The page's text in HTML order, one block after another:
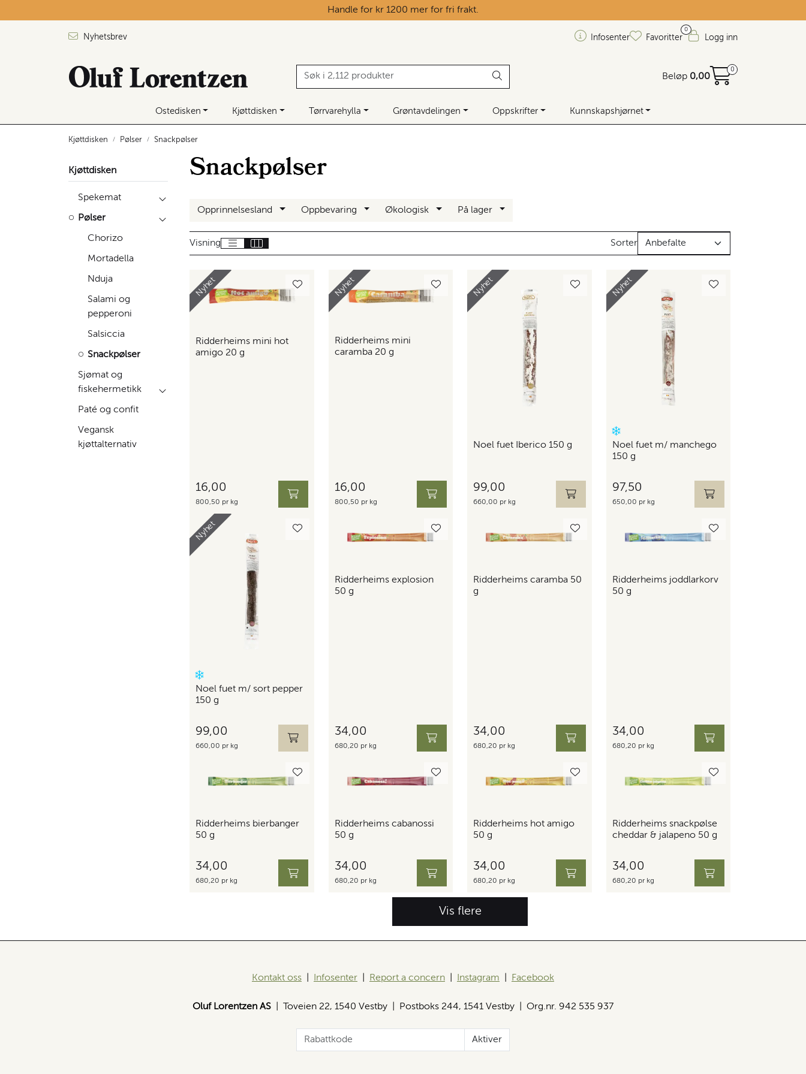
Handle for kr 1200 mer for fri frakt.
Nyhetsbrev Infosenter
0
Favoritter Logg inn
Beløp 0,00
0
Ostedisken Kjøttdisken Tørrvarehylla Grøntavdelingen Oppskrifter Kunnskapshjørnet
Kjøttdisken Pølser Snackpølser
Kjøttdisken
Spekemat
Pølser
Chorizo
Mortadella
Nduja
Salami og
pepperoni
Salsiccia
Snackpølser
Sjømat og
fiskehermetikk
Paté og confit
Vegansk
kjøttalternativ
Snackpølser
Opprinnelsesland Oppbevaring Økologisk På lager
Visning Sorter
Nyhet
Ridderheims mini hot
amigo 20 g
16,00
800,50 pr kg
Nyhet
Ridderheims mini
caramba 20 g
16,00
800,50 pr kg
Nyhet
Noel fuet Iberico 150 g
99,00
660,00 pr kg
Nyhet
Noel fuet m/ manchego
150 g
97,50
650,00 pr kg
Nyhet
Noel fuet m/ sort pepper
150 g
99,00
660,00 pr kg
Ridderheims explosion
50 g
34,00
680,20 pr kg
Ridderheims caramba 50
g
34,00
680,20 pr kg
Ridderheims joddlarkorv
50 g
34,00
680,20 pr kg
Ridderheims bierbanger
50 g
34,00
680,20 pr kg
Ridderheims cabanossi
50 g
34,00
680,20 pr kg
Ridderheims hot amigo
50 g
34,00
680,20 pr kg
Ridderheims snackpølse
cheddar & jalapeno 50 g
34,00
680,20 pr kg
Vis flere
Kontakt oss Infosenter Report a concern Instagram Facebook
Oluf Lorentzen AS | Toveien 22, 1540 Vestby | Postboks 244, 1541 Vestby | Org.nr. 942 535 937
Aktiver